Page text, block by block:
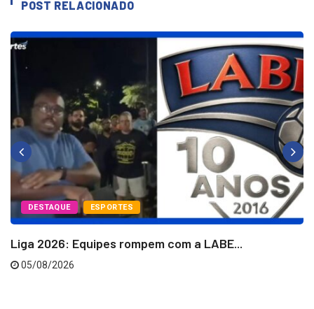
POST RELACIONADO
DESTAQUE ESPORTES
Liga 2026: Equipes rompem com a LABE...
05/08/2026